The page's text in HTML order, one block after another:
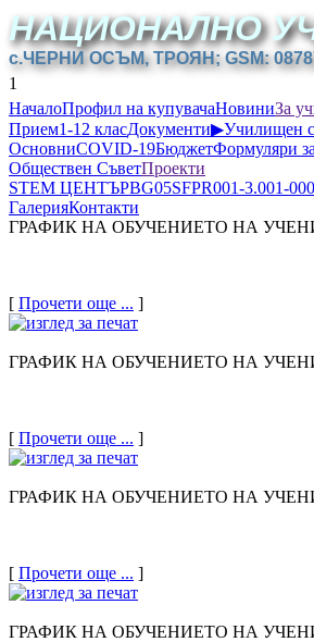
НАЦИОНАЛНО
с.ЧЕРНИ ОСЪМ, ТРОЯН; GSM:
1
НачалоПрофил на купувачаНовиниЗа
Прием1-12 класДокументи▶Училищен
ОсновниCOVID-19БюджетФормуляри
Обществен СъветПроекти
STEM ЦЕНТЪРBG05SFPR001-3.001-
ГалерияКонтакти
ГРАФИК НА ОБУЧЕНИЕТО НА
[ Прочети още ... ]
ГРАФИК НА ОБУЧЕНИЕТО НА
[ Прочети още ... ]
ГРАФИК НА ОБУЧЕНИЕТО НА
[ Прочети още ... ]
ГРАФИК НА ОБУЧЕНИЕТО НА